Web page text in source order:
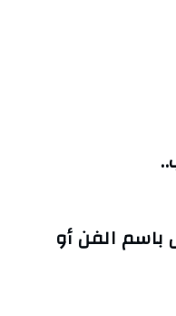
باسم الفن أو